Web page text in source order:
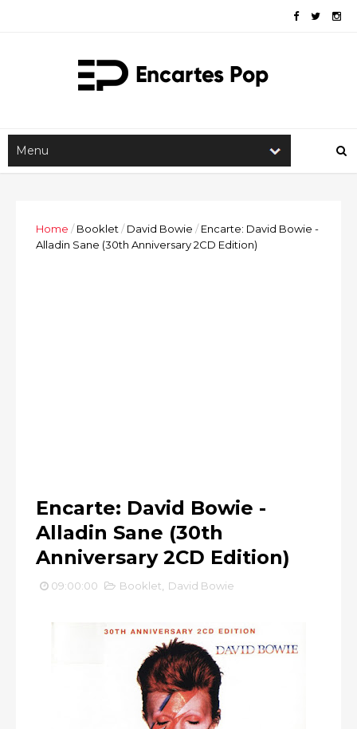
Home / Booklet / David Bowie / Encarte: David Bowie -
Alladin Sane (30th Anniversary 2CD Edition)
Encarte: David Bowie -
Alladin Sane (30th
Anniversary 2CD Edition)
09:00:00 Booklet David Bowie